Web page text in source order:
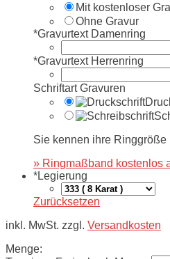
Mit kostenloser
Ohne Gravur
*Gravurtext Damenring
*Gravurtext Herrenring
Schriftart Gravuren
Sie kennen ihre Ringgröße
» Ringmaßband kostenlos
*Legierung
Zurücksetzen
inkl. MwSt. zzgl. Versandkosten
Menge: